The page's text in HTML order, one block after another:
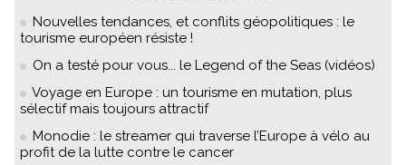
Nouvelles tendances, et conflits géopolitiques : le
tourisme européen résiste !
On a testé pour vous... le Legend of the Seas (vidéos)
Voyage en Europe : un tourisme en mutation, plus
sélectif mais toujours attractif
Monodie : le streamer qui traverse l’Europe à vélo au
profit de la lutte contre le cancer